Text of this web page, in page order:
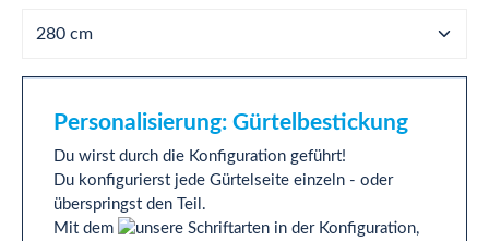
Personalisierung: Gürtelbestickung
Du wirst durch die Konfiguration geführt!
Du konfigurierst jede Gürtelseite einzeln - oder
überspringst den Teil.
Mit dem
in der Konfiguration,